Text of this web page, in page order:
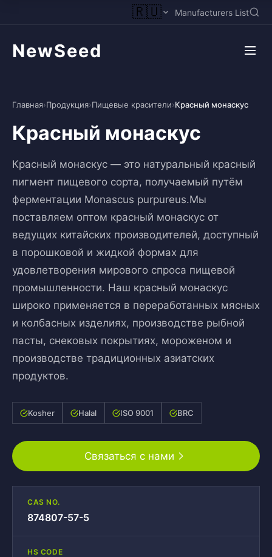
🇷🇺 Manufacturers List
NewSeed
Главная›Продукция›Пищевые красители›Красный монаскус
Красный монаскус
Красный монаскус — это натуральный красный
пигмент пищевого сорта, получаемый путём
ферментации Monascus purpureus.Мы
поставляем оптом красный монаскус от
ведущих китайских производителей, доступный
в порошковой и жидкой формах для
удовлетворения мирового спроса пищевой
промышленности. Наш красный монаскус
широко применяется в переработанных мясных
и колбасных изделиях, производстве рыбной
пасты, снековых покрытиях, мороженом и
производстве традиционных азиатских
продуктов.
Kosher Halal ISO 9001 BRC
Связаться с нами
CAS NO.
874807-57-5
HS CODE